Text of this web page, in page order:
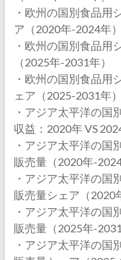
・欧州の国別食品用
ア（2020年-2024年）
・欧州の国別食品用
（2025年-2031年）
・欧州の国別食品用
ェア（2025-2031年）
・アジア太平洋の国
収益：2020年 VS
・アジア太平洋の国
販売量（2020年-2024
・アジア太平洋の国
販売量シェア（2020
・アジア太平洋の国
販売量（2025年-2031
・アジア太平洋の国